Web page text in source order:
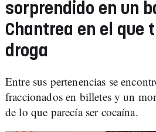
sorprendido en un
Chantrea en el que
droga
Entre sus pertenencias se
fraccionados en billetes y un
de lo que parecía ser cocaína.